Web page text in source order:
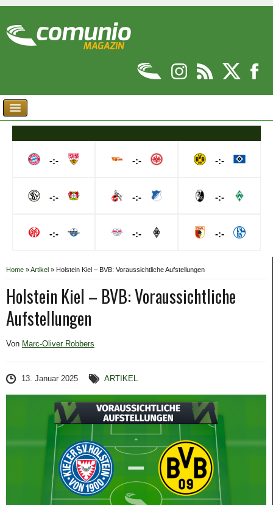
-:-
-:-
-:-
-:-
-:-
-:-
-:-
-:-
-:-
Home »Artikel » Holstein Kiel – BVB: Voraussichtliche Aufstellungen
Holstein Kiel – BVB: Voraussichtliche
Aufstellungen
Von Marc-Oliver Robbers
13. Januar 2025 ARTIKEL